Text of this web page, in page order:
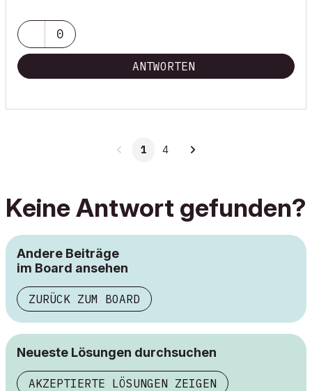
0
ANTWORTEN
1 4
Keine Antwort gefunden?
Andere Beiträge
im Board ansehen
ZURÜCK ZUM BOARD
Neueste Lösungen durchsuchen
AKZEPTIERTE LÖSUNGEN ZEIGEN